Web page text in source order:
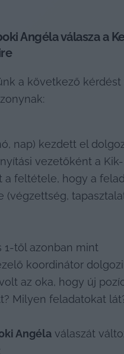
Angéla válasza a
a következő
nap) kezdett el
vezetőként a
a feltétele, hogy a
(végzettség,
1-től azonban mint
koordinátor
az oka, hogy új
Milyen feladatokat
Angéla válaszát